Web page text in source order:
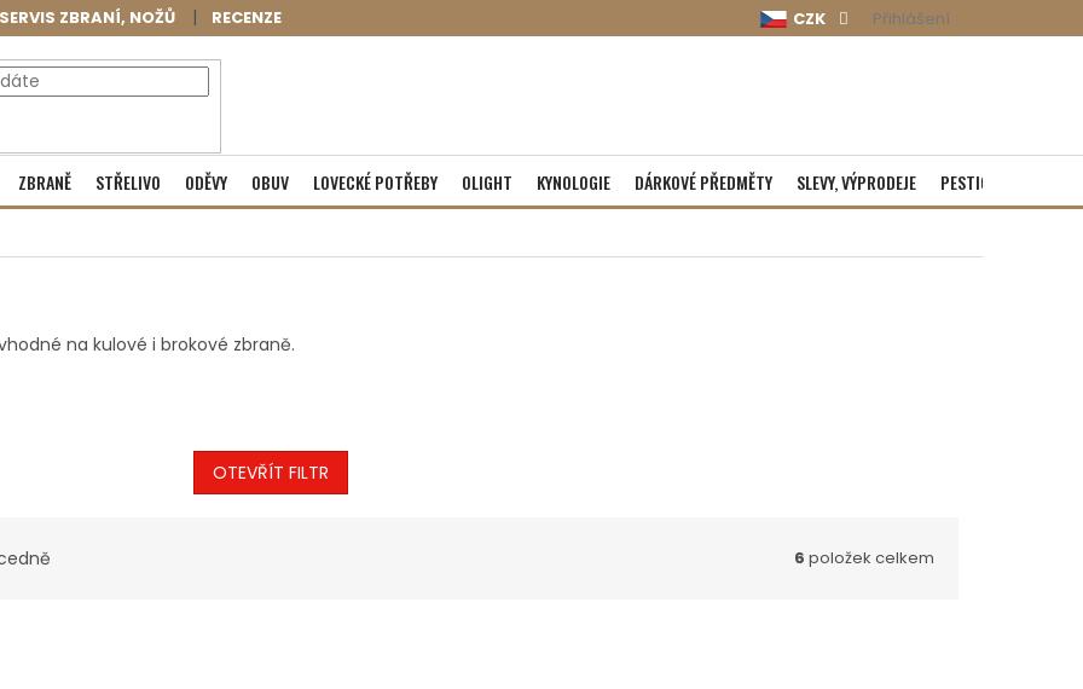
ZBRANÍ, NOŽŮ RECENZE CZK Přihlášení
NÁKUPNÍ
KOŠÍK
Prázdný košík
ZBRANĚ STŘELIVO ODĚVY OBUV LOVECKÉ POTŘEBY OLIGHT KYNOLOGIE DÁRKOVÉ PŘEDMĚTY SLEVY, VÝPRODEJE PESTICIDY
na kulové i brokové zbraně.
OTEVŘÍT FILTR
6 položek celkem